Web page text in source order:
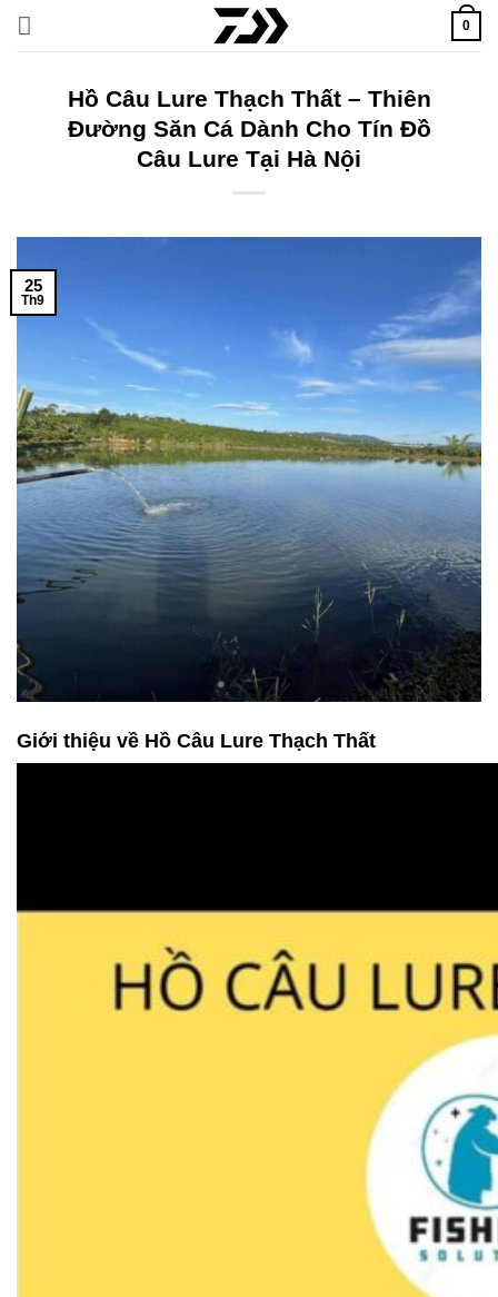
qua
0
Hồ Câu Lure Thạch Thất – Thiên
Đường Săn Cá Dành Cho Tín Đồ
Câu Lure Tại Hà Nội
25
Th9
Giới thiệu về Hồ Câu Lure Thạch Thất